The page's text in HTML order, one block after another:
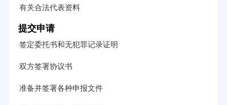
有关合法代表资料
提交申请
签定委托书和无犯罪记录证明
双方签署协议书
准备并签署各种申报文件